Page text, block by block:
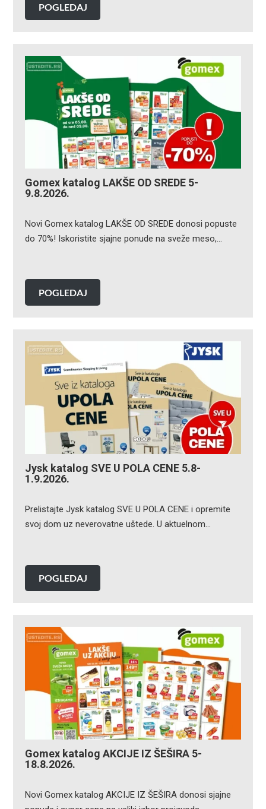
POGLEDAJ
Gomex katalog LAKŠE OD SREDE 5-
9.8.2026.
Novi Gomex katalog LAKŠE OD SREDE donosi popuste
do 70%! Iskoristite sjajne ponude na sveže meso,…
POGLEDAJ
Jysk katalog SVE U POLA CENE 5.8-
1.9.2026.
Prelistajte Jysk katalog SVE U POLA CENE i opremite
svoj dom uz neverovatne uštede. U aktuelnom…
POGLEDAJ
Gomex katalog AKCIJE IZ ŠEŠIRA 5-
18.8.2026.
Novi Gomex katalog AKCIJE IZ ŠEŠIRA donosi sjajne